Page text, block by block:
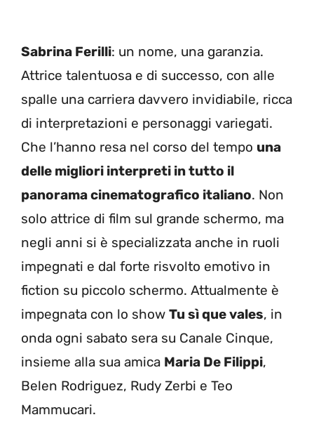
Sabrina Ferilli: un nome, una garanzia.
Attrice talentuosa e di successo, con alle
spalle una carriera davvero invidiabile, ricca
di interpretazioni e personaggi variegati.
Che l’hanno resa nel corso del tempo una
delle migliori interpreti in tutto il
panorama cinematografico italiano. Non
solo attrice di film sul grande schermo, ma
negli anni si è specializzata anche in ruoli
impegnati e dal forte risvolto emotivo in
fiction su piccolo schermo. Attualmente è
impegnata con lo show Tu sì que vales, in
onda ogni sabato sera su Canale Cinque,
insieme alla sua amica Maria De Filippi,
Belen Rodriguez, Rudy Zerbi e Teo
Mammucari.